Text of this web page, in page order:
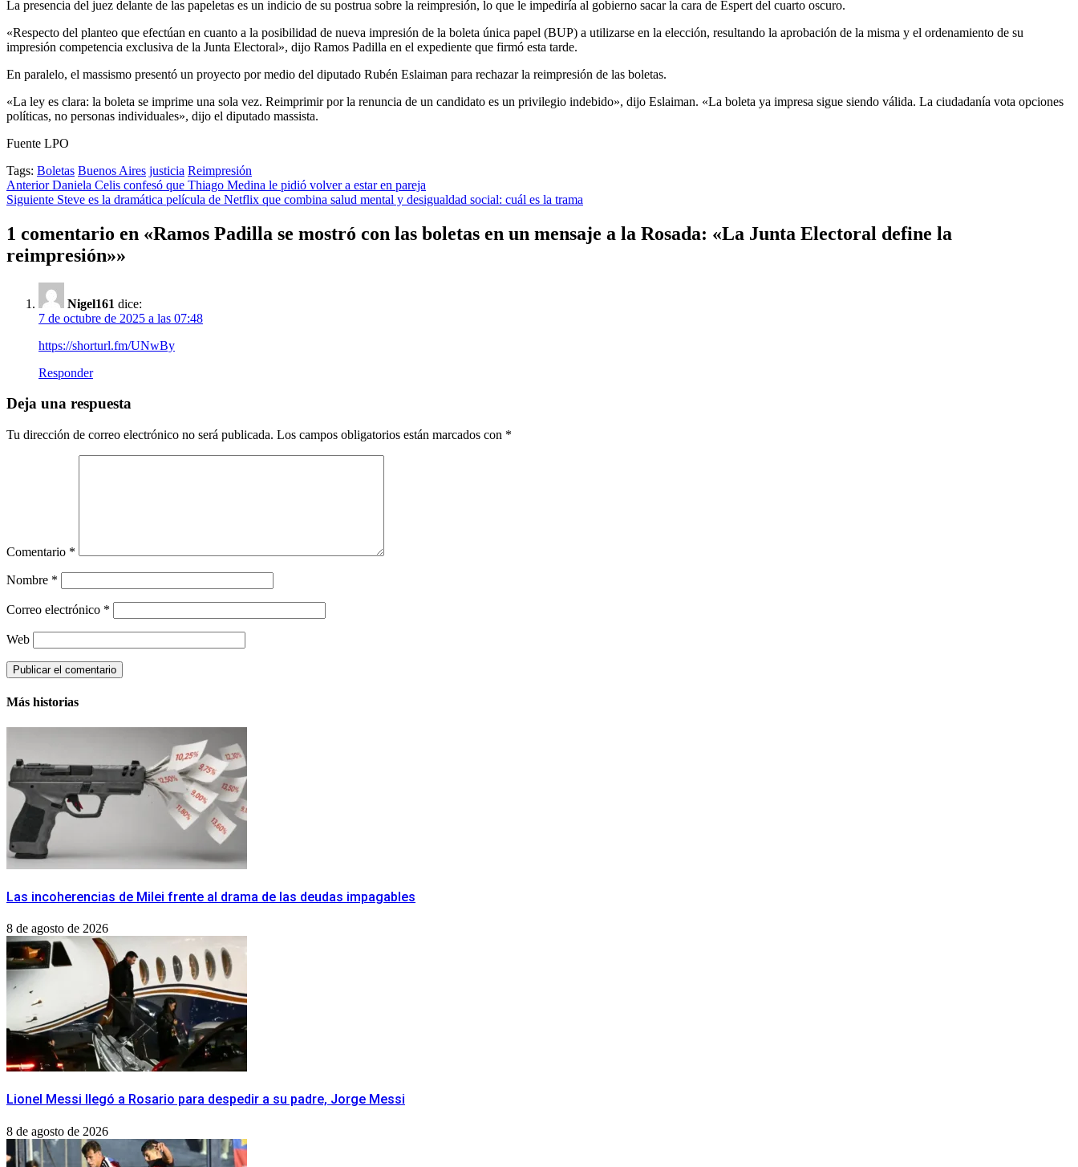
La presencia del juez delante de las papeletas es un indicio de su postrua sobre la reimpresión, lo que le impediría al gobierno sacar la cara de Espert del cuarto oscuro.
«Respecto del planteo que efectúan en cuanto a la posibilidad de nueva impresión de la boleta única papel (BUP) a utilizarse en la elección, resultando la aprobación de la misma y el ordenamiento de su
impresión competencia exclusiva de la Junta Electoral», dijo Ramos Padilla en el expediente que firmó esta tarde.
En paralelo, el massismo presentó un proyecto por medio del diputado Rubén Eslaiman para rechazar la reimpresión de las boletas.
«La ley es clara: la boleta se imprime una sola vez. Reimprimir por la renuncia de un candidato es un privilegio indebido», dijo Eslaiman. «La boleta ya impresa sigue siendo válida. La ciudadanía vota opciones
políticas, no personas individuales», dijo el diputado massista.
Fuente LPO
Tags: Boletas Buenos Aires justicia Reimpresión
Post
navigation
AnteriorDaniela Celis confesó que Thiago Medina le pidió volver a estar en pareja
Siguiente Steve es la dramática película de Netflix que combina salud mental y desigualdad social: cuál es la trama
1 comentario en «Ramos Padilla se mostró con las boletas en un mensaje a la Rosada: «La Junta Electoral define la
reimpresión»»
Nigel161 dice:
7 de octubre de 2025 a las 07:48
https://shorturl.fm/UNwBy
Responder
Deja una respuesta
Tu dirección de correo electrónico no será publicada. Los campos obligatorios están marcados con *
Comentario *
Nombre *
Correo electrónico *
Web
Más historias
Las incoherencias de Milei frente al drama de las deudas impagables
8 de agosto de 2026
Lionel Messi llegó a Rosario para despedir a su padre, Jorge Messi
8 de agosto de 2026